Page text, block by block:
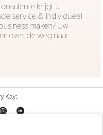
krijgt u
service & individueel
maken? Uw
over de weg naar
Kay: